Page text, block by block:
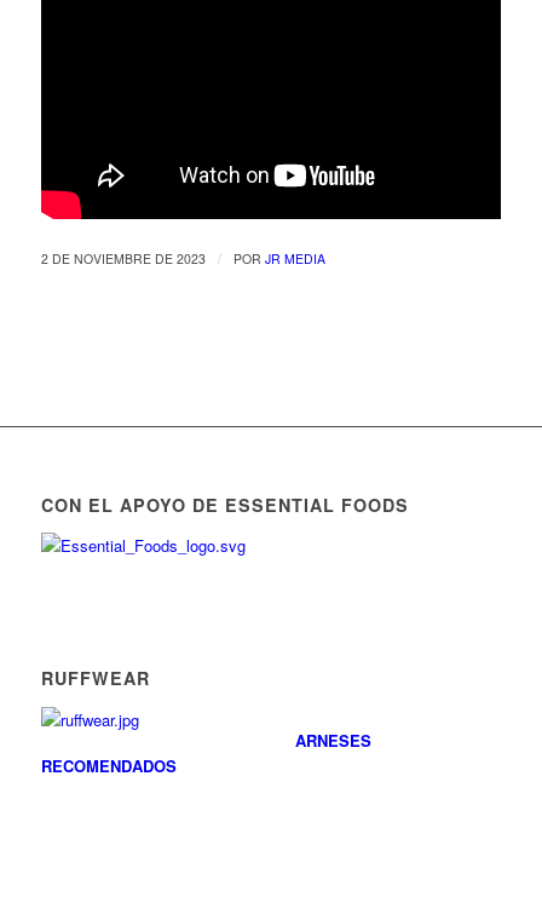
2 DE NOVIEMBRE DE 2023 / POR JR MEDIA
CON EL APOYO DE ESSENTIAL FOODS
RUFFWEAR
ARNESES
RECOMENDADOS